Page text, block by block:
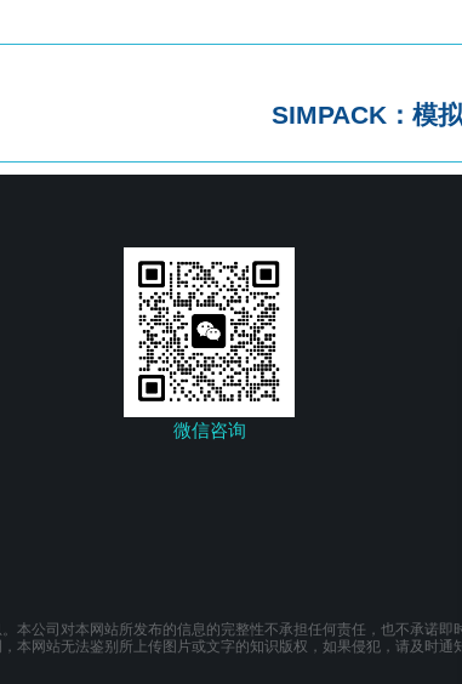
SIMPACK：模
微信咨询
公司对本网站所发布的信息的完整性不承担任何责任，也不承诺
网站无法鉴别所上传图片或文字的知识版权，如果侵犯，请及时通